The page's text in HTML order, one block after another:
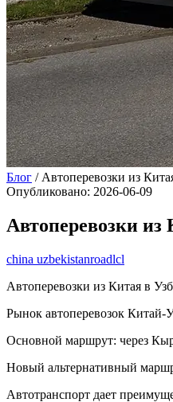
Блог / Автоперевозки из
Опубликовано: 2026-06-09
Автоперевозки из
china uzbekistanroadlcl
Автоперевозки из Китая в
Рынок автоперевозок Китай-
Основной маршрут: через
Новый альтернативный
Автотранспорт дает